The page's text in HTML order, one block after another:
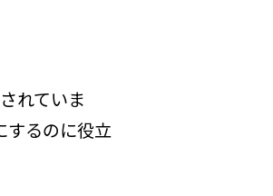
れていま
するのに役立